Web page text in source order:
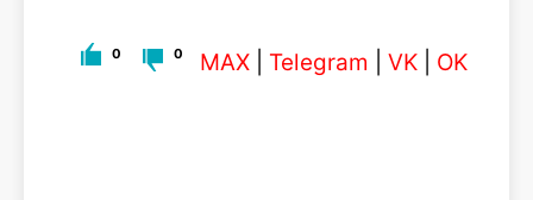
0 0 MAX Telegram VK OK